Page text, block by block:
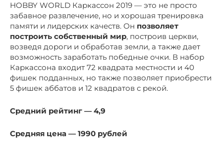
HOBBY WORLD Каркассон 2019 — это не просто
забавное развлечение, но и хорошая тренировка
памяти и лидерских качеств. Он позволяет
построить собственный мир, построив церкви,
возведя дороги и обработав земли, а также дает
возможность заработать победные очки. В набор
Каркассона входит 72 квадрата местности и 40
фишек подданных, но также позволяет приобрести
5 фишек аббатов и 12 квадратов с рекой.
Средний рейтинг — 4,9
Средняя цена — 1990 рублей